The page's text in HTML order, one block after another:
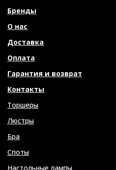
Бренды
О нас
Доставка
Оплата
Гарантия и возврат
Контакты
Торшеры
Люстры
Бра
Споты
Настольные лампы